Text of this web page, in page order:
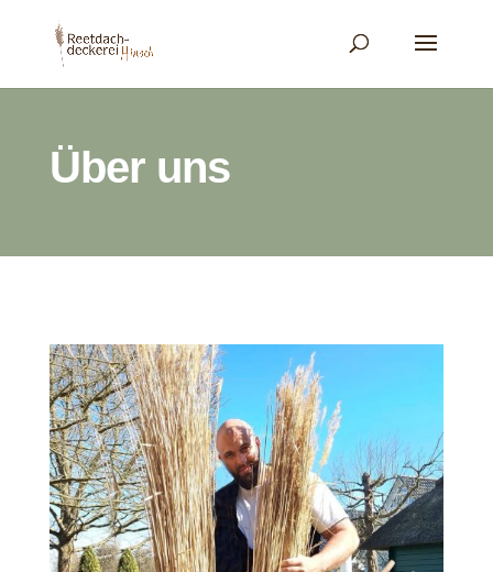
Über uns